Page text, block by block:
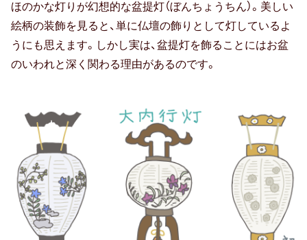
結婚内祝い ( 結婚祝いのお返し )
入学内祝い（入学祝いのお返し）
結納返し
高額ギフトの内祝い
就職内祝い
ほのかな灯りが幻想的な盆提灯（ぼんちょうちん）。美しい
絵柄の装飾を見ると、単に仏壇の飾りとして灯しているよ
うにも思えます。しかし実は、盆提灯を飾ることにはお盆
のいわれと深く関わる理由があるのです。